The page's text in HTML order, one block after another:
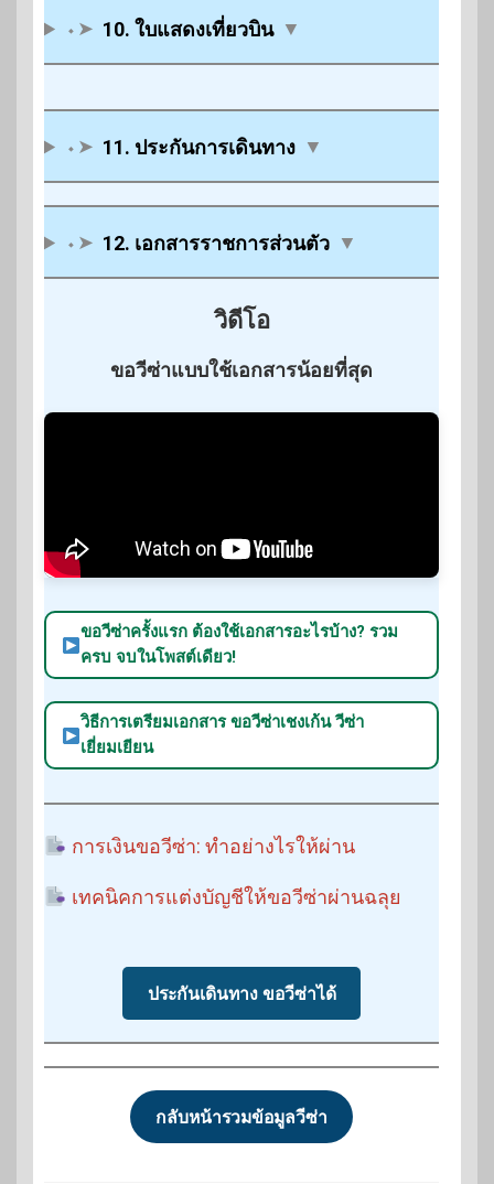
⬩➤ 10. ใบแสดงเที่ยวบิน ▼
⬩➤ 11. ประกันการเดินทาง ▼
⬩➤ 12. เอกสารราชการส่วนตัว ▼
วิดีโอ
ขอวีซ่าแบบใช้เอกสารน้อยที่สุด
ขอวีซ่าครั้งแรก ต้องใช้เอกสารอะไรบ้าง? รวม
ครบ จบในโพสต์เดียว!
วิธีการเตรียมเอกสาร ขอวีซ่าเชงเก้น วีซ่า
เยี่ยมเยียน
การเงินขอวีซ่า: ทำอย่างไรให้ผ่าน
เทคนิคการแต่งบัญชีให้ขอวีซ่าผ่านฉลุย
ประกันเดินทาง ขอวีซ่าได้
กลับหน้ารวมข้อมูลวีซ่า